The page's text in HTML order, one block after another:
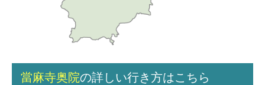
當麻寺奥院の詳しい行き方はこちら